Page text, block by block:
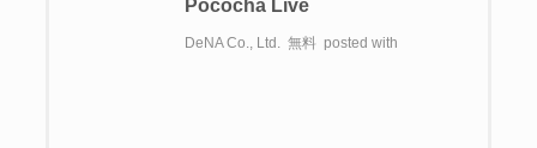
Pococha Live
DeNA Co., Ltd. 無料 posted with